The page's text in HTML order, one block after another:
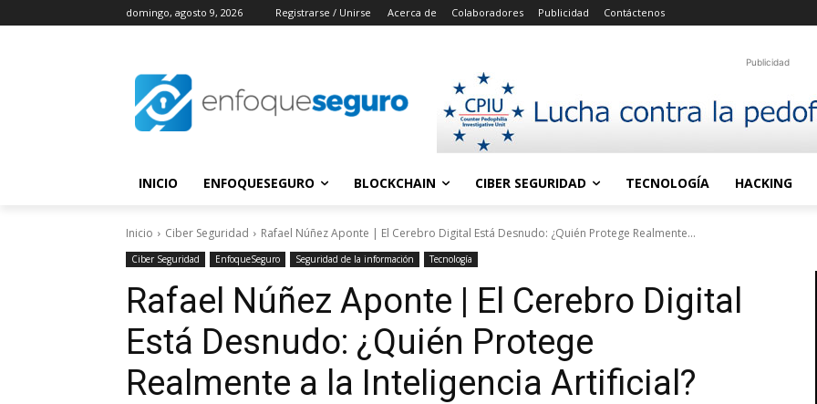
domingo, agosto 9, 2026 Registrarse / Unirse Acerca de Colaboradores Publicidad Contáctenos
Publicidad
INICIO ENFOQUESEGURO BLOCKCHAIN CIBER SEGURIDAD TECNOLOGÍA HACKING
Inicio Ciber Seguridad Rafael Núñez Aponte | El Cerebro Digital Está Desnudo: ¿Quién Protege Realmente...
Ciber Seguridad EnfoqueSeguro Seguridad de la información Tecnología
Rafael Núñez Aponte | El Cerebro Digital
Está Desnudo: ¿Quién Protege
Realmente a la Inteligencia Artificial?